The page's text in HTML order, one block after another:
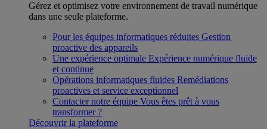
Gérez et optimisez votre environnement de travail numérique
dans une seule plateforme.
Pour les équipes informatiques réduites Gestion
proactive des appareils
Une expérience optimale Expérience numérique fluide
et continue
Opérations informatiques fluides Remédiations
proactives et service exceptionnel
Contacter notre équipe Vous êtes prêt à vous
transformer ?
Découvrir la plateforme